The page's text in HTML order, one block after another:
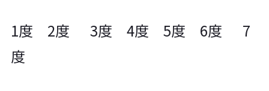
1度 2度 3度 4度 5度 6度 7
度